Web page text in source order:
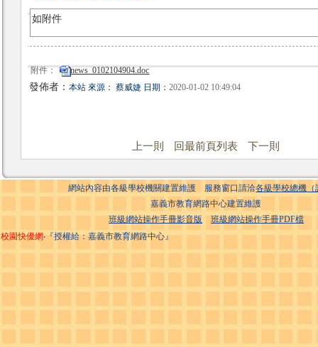
如附件
附件： news_0102104904.doc
發佈者：本站 來源： 蔡威婕 日期：2020-01-02 10:49:04
上一則 回最前頁列表 下一則
網站內容由各級學校機關建置維護 服務窗口請洽各級學校總機（
嘉義市教育網路中心建置維護
班級網站操作手冊影音版
班級網站操作手冊PDF檔
校園快優網‧『授權給：嘉義市教育網路中心』